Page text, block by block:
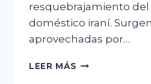
resquebrajamiento
doméstico iraní.
aprovechadas por…
LEER MÁS ANÁLISIS